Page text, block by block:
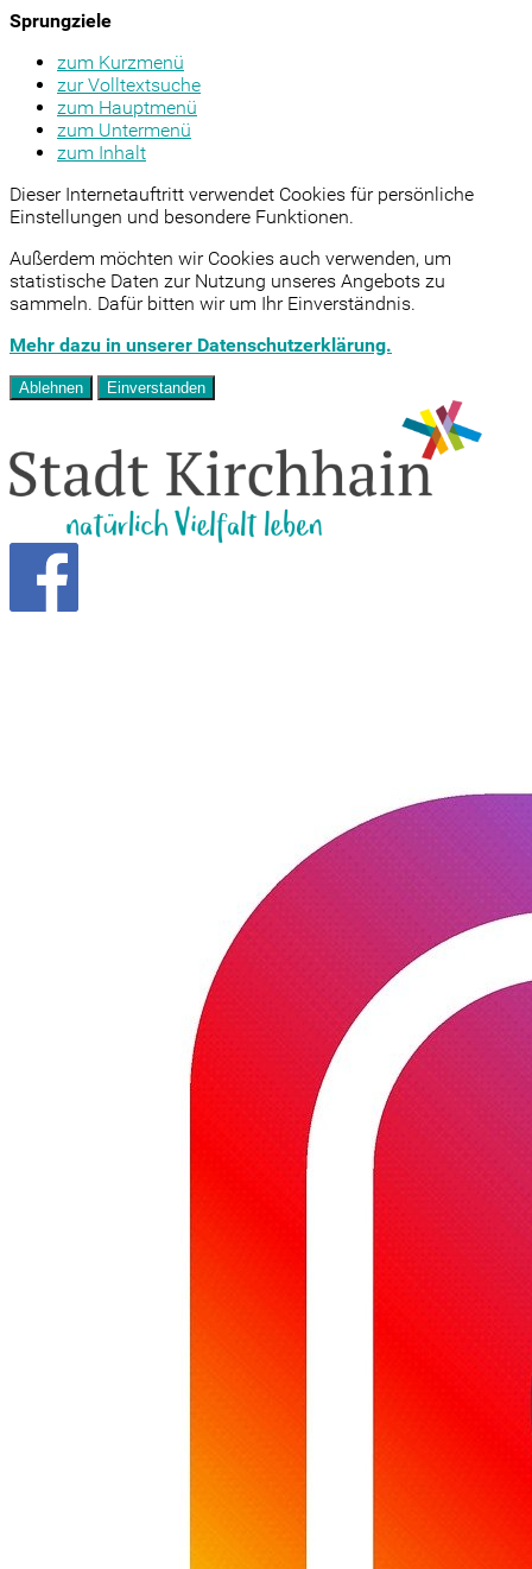
Sprungziele
zum Kurzmenü
zur Volltextsuche
zum Hauptmenü
zum Untermenü
zum Inhalt
Dieser Internetauftritt verwendet Cookies für persönliche
Einstellungen und besondere Funktionen.
Außerdem möchten wir Cookies auch verwenden, um
statistische Daten zur Nutzung unseres Angebots zu
sammeln. Dafür bitten wir um Ihr Einverständnis.
Mehr dazu in unserer Datenschutzerklärung.
Ablehnen Einverstanden